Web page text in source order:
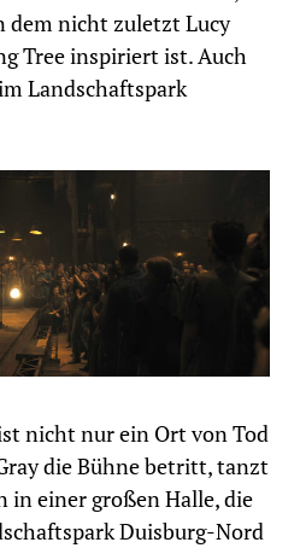
dem nicht zuletzt Lucy
Tree inspiriert ist. Auch
Landschaftspark
nicht nur ein Ort von Tod
die Bühne betritt, tanzt
in einer großen Halle, die
Duisburg-Nord